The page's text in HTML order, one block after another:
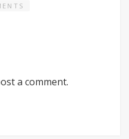
a comment.